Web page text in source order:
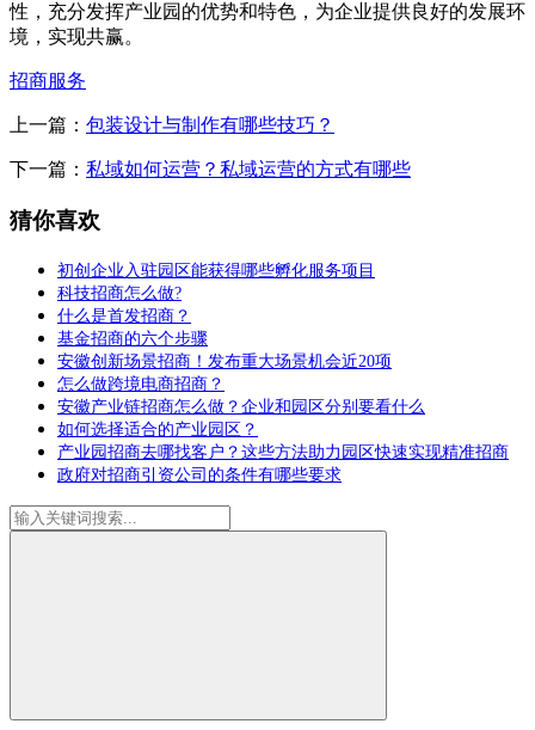
性，充分发挥产业园的优势和特色，为企业提供良好的发展环
境，实现共赢。
招商服务
上一篇： 包装设计与制作有哪些技巧？
下一篇： 私域如何运营？私域运营的方式有哪些
猜你喜欢
初创企业入驻园区能获得哪些孵化服务项目
科技招商怎么做?
什么是首发招商？
基金招商的六个步骤
安徽创新场景招商！发布重大场景机会近20项
怎么做跨境电商招商？
安徽产业链招商怎么做？企业和园区分别要看什么
如何选择适合的产业园区？
产业园招商去哪找客户？这些方法助力园区快速实现精准招商
政府对招商引资公司的条件有哪些要求